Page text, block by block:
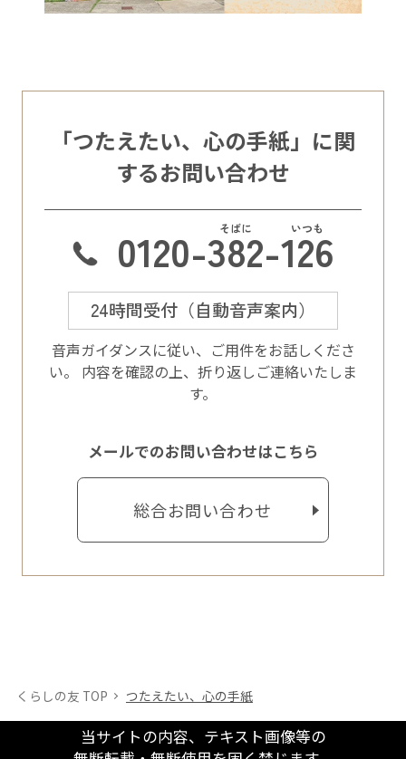
「つたえたい、心の手紙」に関
するお問い合わせ
0120-382-126
24時間受付（自動音声案内）
⾳声ガイダンスに従い、ご⽤件をお話しくださ
い。
内容を確認の上、折り返しご連絡いたしま
す。
メールでのお問い合わせはこちら
総合お問い合わせ
くらしの友 TOP つたえたい、心の手紙
当サイトの内容、テキスト画像等の